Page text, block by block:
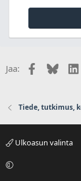
Jaa: Facebook
Tiede, tutkimus,
Ulkoasun valinta